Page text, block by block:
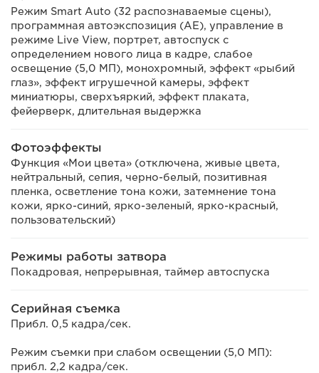
Режим Smart Auto (32 распознаваемые сцены),
программная автоэкспозиция (AE), управление в
режиме Live View, портрет, автоспуск с
определением нового лица в кадре, слабое
освещение (5,0 МП), монохромный, эффект «рыбий
глаз», эффект игрушечной камеры, эффект
миниатюры, сверхъяркий, эффект плаката,
фейерверк, длительная выдержка
Фотоэффекты
Функция «Мои цвета» (отключена, живые цвета,
нейтральный, сепия, черно-белый, позитивная
пленка, осветление тона кожи, затемнение тона
кожи, ярко-синий, ярко-зеленый, ярко-красный,
пользовательский)
Режимы работы затвора
Покадровая, непрерывная, таймер автоспуска
Серийная съемка
Прибл. 0,5 кадра/сек.
Режим съемки при слабом освещении (5,0 МП):
прибл. 2,2 кадра/сек.